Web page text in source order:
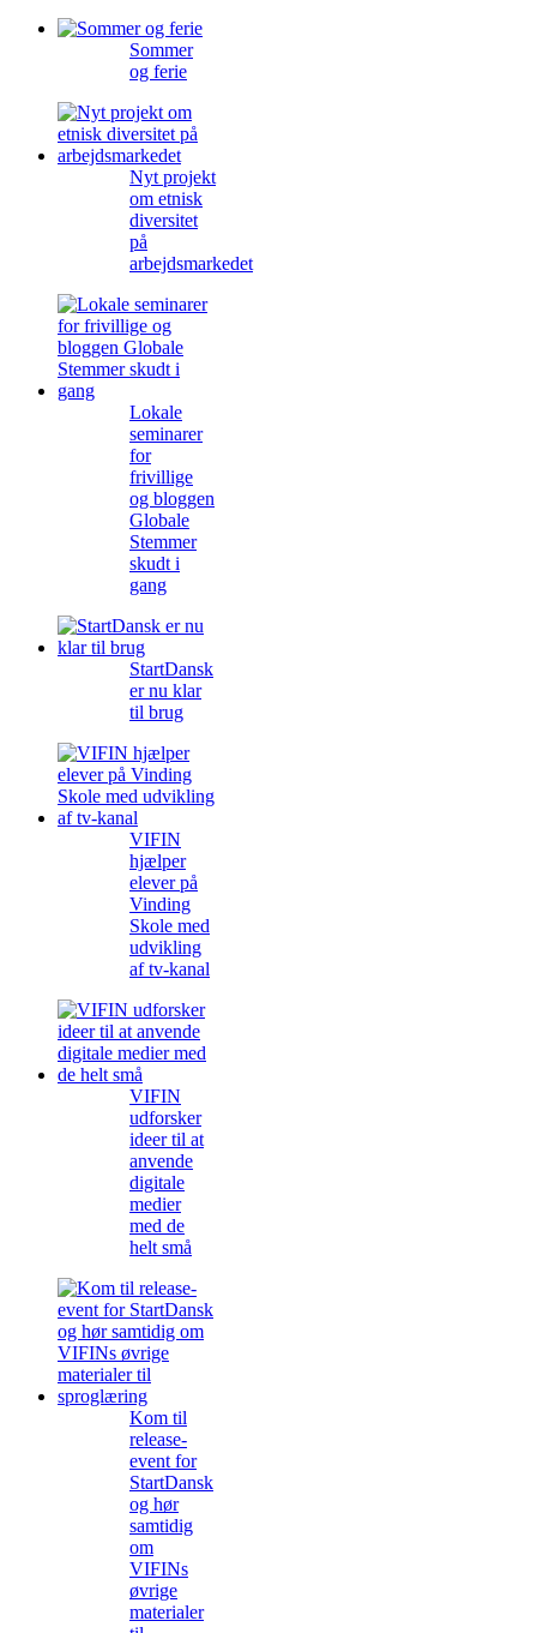
Sommer
og ferie
Nyt projekt
om etnisk
diversitet
på
arbejdsmarkedet
Lokale
seminarer
for
frivillige
og bloggen
Globale
Stemmer
skudt i
gang
StartDansk
er nu klar
til brug
VIFIN
hjælper
elever på
Vinding
Skole med
udvikling
af tv-kanal
VIFIN
udforsker
ideer til at
anvende
digitale
medier
med de
helt små
Kom til
release-
event for
StartDansk
og hør
samtidig
om
VIFINs
øvrige
materialer